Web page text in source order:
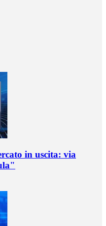
in uscita: via